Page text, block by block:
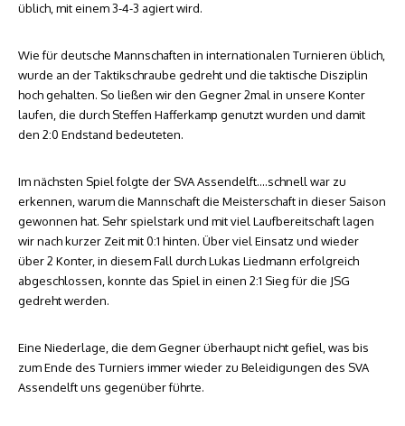
üblich, mit einem 3-4-3 agiert wird.
Wie für deutsche Mannschaften in internationalen Turnieren üblich,
wurde an der Taktikschraube gedreht und die taktische Disziplin
hoch gehalten. So ließen wir den Gegner 2mal in unsere Konter
laufen, die durch Steffen Hafferkamp genutzt wurden und damit
den 2:0 Endstand bedeuteten.
Im nächsten Spiel folgte der SVA Assendelft….schnell war zu
erkennen, warum die Mannschaft die Meisterschaft in dieser Saison
gewonnen hat. Sehr spielstark und mit viel Laufbereitschaft lagen
wir nach kurzer Zeit mit 0:1 hinten. Über viel Einsatz und wieder
über 2 Konter, in diesem Fall durch Lukas Liedmann erfolgreich
abgeschlossen, konnte das Spiel in einen 2:1 Sieg für die JSG
gedreht werden.
Eine Niederlage, die dem Gegner überhaupt nicht gefiel, was bis
zum Ende des Turniers immer wieder zu Beleidigungen des SVA
Assendelft uns gegenüber führte.